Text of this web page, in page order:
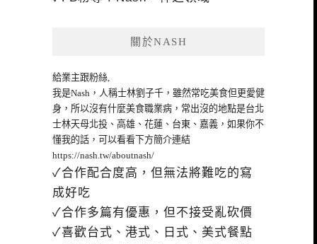
關於NASH
給業主跟粉絲,
我是Nash，人稱士林劉子千，雖然常吃美食但更愛健
身，所以沒有什麼美食職業病，常出沒的地點是台北
士林天母北投、高雄、花蓮、台東、嘉義，如果你不
懂我的話，可以看看下方簡介連結
https://nash.tw/aboutnash/
✓合作配合度高，但無法將難吃的寫
成好吃
✓合作多篇有優惠，但不接受亂砍價
✓喜歡台式、港式、日式、美式餐點